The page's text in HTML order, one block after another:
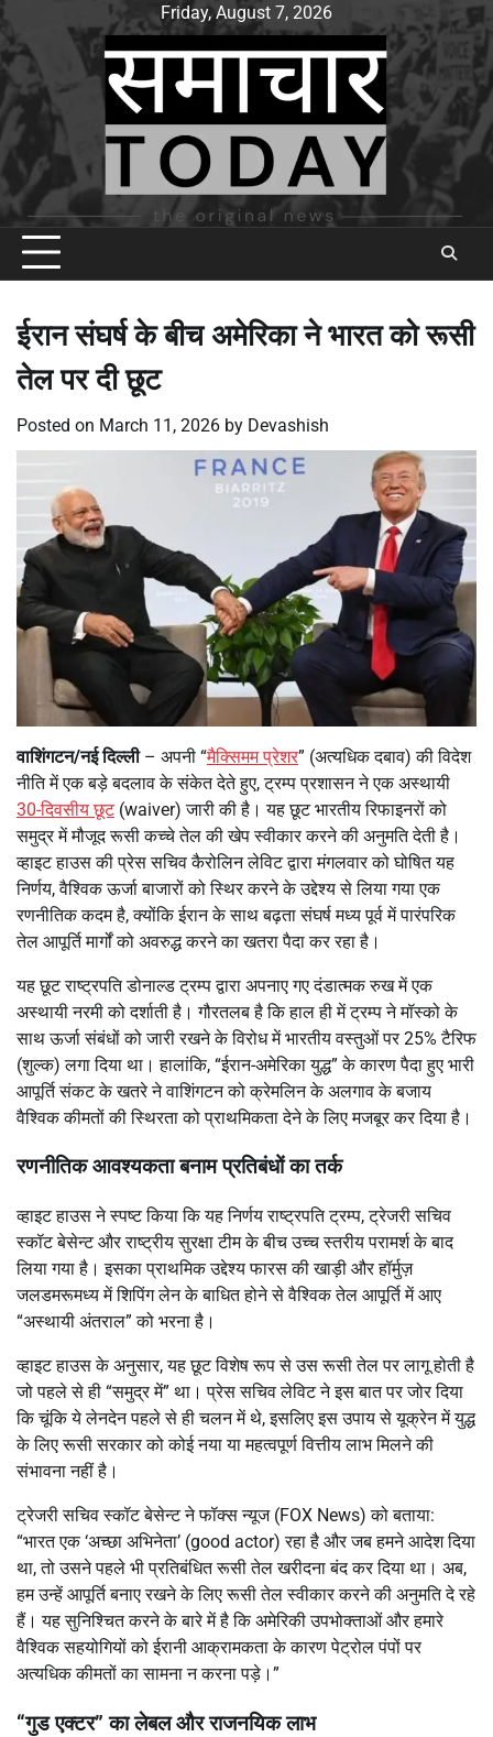
Skip
to
content
Friday, August 7, 2026
ईरान संघर्ष के बीच अमेरिका ने भारत को रूसी
तेल पर दी छूट
Posted on March 11, 2026 by Devashish
वाशिंगटन/नई दिल्ली– अपनी “मैक्सिमम प्रेशर” (अत्यधिक दबाव) की विदेश
नीति में एक बड़े बदलाव के संकेत देते हुए, ट्रम्प प्रशासन ने एक अस्थायी
30-दिवसीय छूट(waiver) जारी की है। यह छूट भारतीय रिफाइनरों को
समुद्र में मौजूद रूसी कच्चे तेल की खेप स्वीकार करने की अनुमति देती है।
व्हाइट हाउस की प्रेस सचिव कैरोलिन लेविट द्वारा मंगलवार को घोषित यह
निर्णय, वैश्विक ऊर्जा बाजारों को स्थिर करने के उद्देश्य से लिया गया एक
रणनीतिक कदम है, क्योंकि ईरान के साथ बढ़ता संघर्ष मध्य पूर्व में पारंपरिक
तेल आपूर्ति मार्गों को अवरुद्ध करने का खतरा पैदा कर रहा है।
यह छूट राष्ट्रपति डोनाल्ड ट्रम्प द्वारा अपनाए गए दंडात्मक रुख में एक
अस्थायी नरमी को दर्शाती है। गौरतलब है कि हाल ही में ट्रम्प ने मॉस्को के
साथ ऊर्जा संबंधों को जारी रखने के विरोध में भारतीय वस्तुओं पर 25% टैरिफ
(शुल्क) लगा दिया था। हालांकि, “ईरान-अमेरिका युद्ध” के कारण पैदा हुए भारी
आपूर्ति संकट के खतरे ने वाशिंगटन को क्रेमलिन के अलगाव के बजाय
वैश्विक कीमतों की स्थिरता को प्राथमिकता देने के लिए मजबूर कर दिया है।
रणनीतिक आवश्यकता बनाम प्रतिबंधों का तर्क
व्हाइट हाउस ने स्पष्ट किया कि यह निर्णय राष्ट्रपति ट्रम्प, ट्रेजरी सचिव
स्कॉट बेसेन्ट और राष्ट्रीय सुरक्षा टीम के बीच उच्च स्तरीय परामर्श के बाद
लिया गया है। इसका प्राथमिक उद्देश्य फारस की खाड़ी और हॉर्मुज़
जलडमरूमध्य में शिपिंग लेन के बाधित होने से वैश्विक तेल आपूर्ति में आए
“अस्थायी अंतराल” को भरना है।
व्हाइट हाउस के अनुसार, यह छूट विशेष रूप से उस रूसी तेल पर लागू होती है
जो पहले से ही “समुद्र में” था। प्रेस सचिव लेविट ने इस बात पर जोर दिया
कि चूंकि ये लेनदेन पहले से ही चलन में थे, इसलिए इस उपाय से यूक्रेन में युद्ध
के लिए रूसी सरकार को कोई नया या महत्वपूर्ण वित्तीय लाभ मिलने की
संभावना नहीं है।
ट्रेजरी सचिव स्कॉट बेसेन्ट ने फॉक्स न्यूज (FOX News) को बताया:
“भारत एक ‘अच्छा अभिनेता’ (good actor) रहा है और जब हमने आदेश दिया
था, तो उसने पहले भी प्रतिबंधित रूसी तेल खरीदना बंद कर दिया था। अब,
हम उन्हें आपूर्ति बनाए रखने के लिए रूसी तेल स्वीकार करने की अनुमति दे रहे
हैं। यह सुनिश्चित करने के बारे में है कि अमेरिकी उपभोक्ताओं और हमारे
वैश्विक सहयोगियों को ईरानी आक्रामकता के कारण पेट्रोल पंपों पर
अत्यधिक कीमतों का सामना न करना पड़े।”
“गुड एक्टर” का लेबल और राजनयिक लाभ